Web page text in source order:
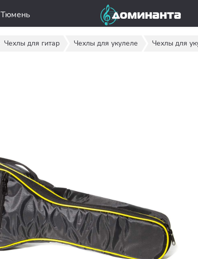
Тюмень
Чехлы для гитар Чехлы для укулеле Чехлы для